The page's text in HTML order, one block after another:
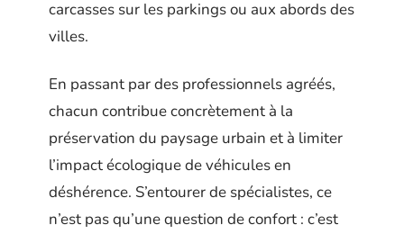
carcasses sur les parkings ou aux abords des
villes.
En passant par des professionnels agréés,
chacun contribue concrètement à la
préservation du paysage urbain et à limiter
l’impact écologique de véhicules en
déshérence. S’entourer de spécialistes, ce
n’est pas qu’une question de confort : c’est